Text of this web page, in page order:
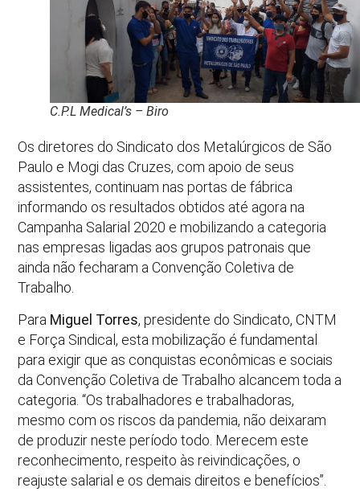
C.P.L Medical’s – Biro
Os diretores do Sindicato dos Metalúrgicos de São
Paulo e Mogi das Cruzes, com apoio de seus
assistentes, continuam nas portas de fábrica
informando os resultados obtidos até agora na
Campanha Salarial 2020 e mobilizando a categoria
nas empresas ligadas aos grupos patronais que
ainda não fecharam a Convenção Coletiva de
Trabalho.
Para Miguel Torres, presidente do Sindicato, CNTM
e Força Sindical, esta mobilização é fundamental
para exigir que as conquistas econômicas e sociais
da Convenção Coletiva de Trabalho alcancem toda a
categoria. “Os trabalhadores e trabalhadoras,
mesmo com os riscos da pandemia, não deixaram
de produzir neste período todo. Merecem este
reconhecimento, respeito às reivindicações, o
reajuste salarial e os demais direitos e benefícios”.